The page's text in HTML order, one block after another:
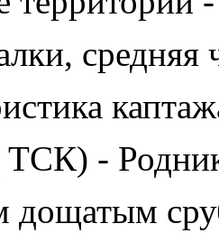
средняя
ТСК) -
дощатым